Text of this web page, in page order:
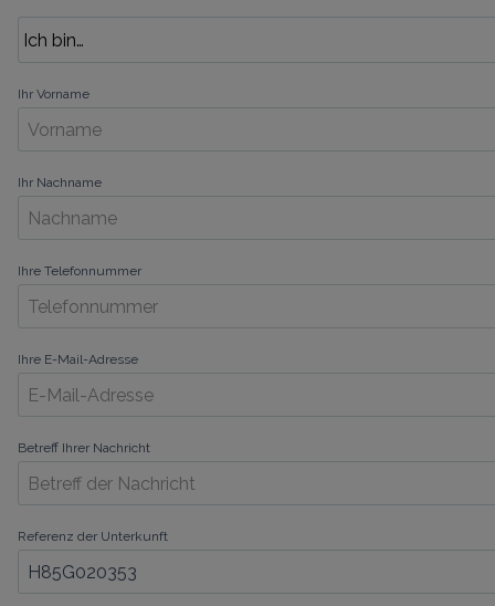
Ihr Vorname
Ihr Nachname
Ihre Telefonnummer
Ihre E-Mail-Adresse
Betreff Ihrer Nachricht
Referenz der Unterkunft